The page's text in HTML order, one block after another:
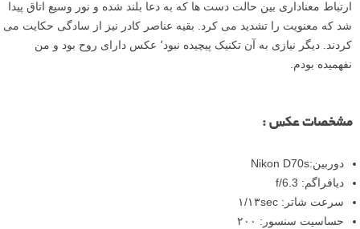
ارتباط معناداری بین حالت دست ها که به دعا بلند شده و نور وسیع اتاق پیدا
شد که معنویت را تشدید می کرد. بقیه عناصر کادر نیز از سادگی حکایت می
کردند. دیگر نیازی به آن تکنیک پیچیده نبود٬ عکس دارای روح بود و من
نفهمیده بودم.
مشخصات عکس :
دوربین:Nikon D70s
دیافراگم: f/6.3
سرعت شاتر: ۱/۱۳sec
حساسیت سنسور: ۲۰۰